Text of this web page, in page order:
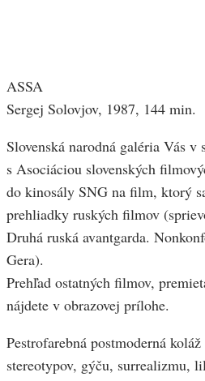
ASSA
Sergej Solovjov, 1987, 144 min.
Slovenská narodná galéria Vás v
s Asociáciou slovenských
do kinosály SNG na film, ktorý
prehliadky ruských filmov
Druhá ruská avantgarda.
Gera).
Prehľad ostatných filmov,
nájdete v obrazovej prílohe.
Pestrofarebná postmoderná
stereotypov, gýču, surrealizmu,